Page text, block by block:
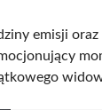
emisji